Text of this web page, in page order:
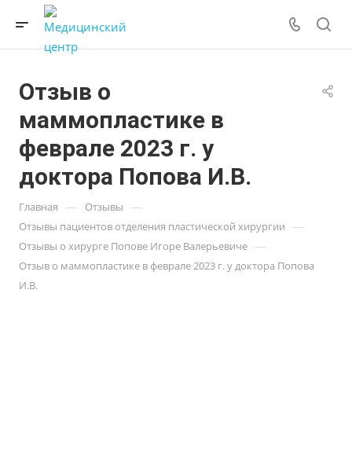
Отзыв о
маммопластике в
феврале 2023 г. у
доктора Попова И.В.
Главная — Отзывы —
Отзывы пациентов отделения пластической хирургии —
Отзывы о хирурге Попове Игоре Валерьевиче —
Отзыв о маммопластике в феврале 2023 г. у доктора Попова
И.В.